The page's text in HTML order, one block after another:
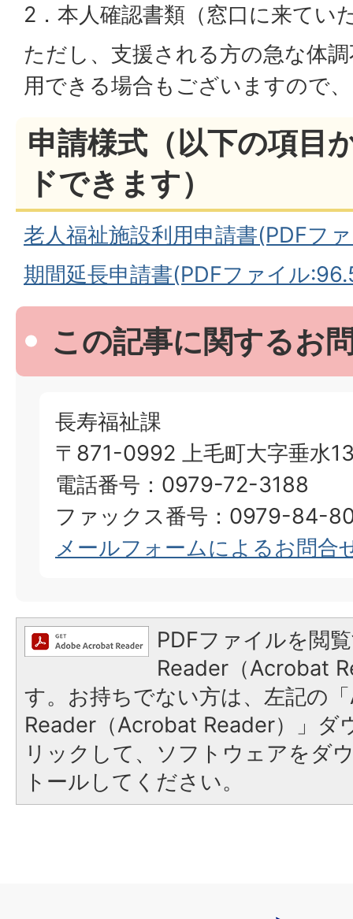
2．本人確認書類（窓口に来てい
ただし、支援される方の急な体
用できる場合もございますので
申請様式（以下の項目
ドできます）
老人福祉施設利用申請書(PDFフ
期間延長申請書(PDFファイル
この記事に関するお
長寿福祉課
〒871-0992 上毛町大字垂水
電話番号：0979-72-3188
ファックス番号：0979-84-
メールフォームによるお問合
PDFファイルを閲
Reader（Acrobat
す。お持ちでない方は、左記の
Reader（Acrobat Reader）」ダ
リックして、ソフトウェアをダ
トールしてください。